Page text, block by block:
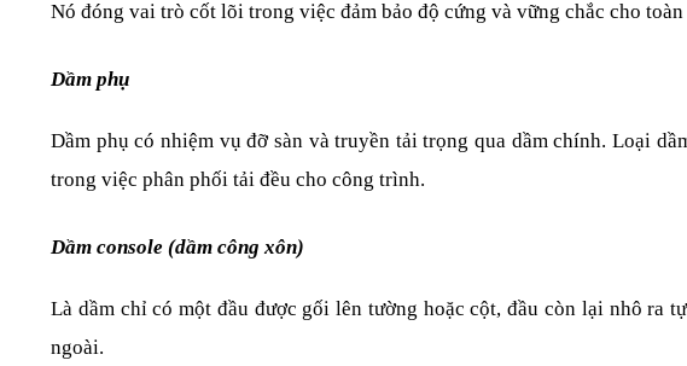
Nó đóng vai trò cốt lõi trong việc đảm bảo độ cứng và vững chắc cho
Dầm phụ
Dầm phụ có nhiệm vụ đỡ sàn và truyền tải trọng qua dầm chính. Loại
trong việc phân phối tải đều cho công trình.
Dầm console (dầm công xôn)
Là dầm chỉ có một đầu được gối lên tường hoặc cột, đầu còn lại nhô ra
ngoài.